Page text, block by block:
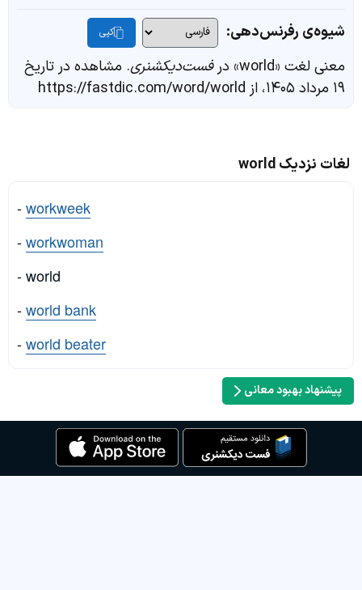
شیوه‌ی رفرنس‌دهی: کپی
معنی لغت «world» در فست‌دیکشنری. مشاهده در تاریخ
۱۹ مرداد ۱۴۰۵، از https://fastdic.com/word/world
لغات نزدیک world
-workweek
-workwoman
- world
-world bank
-world beater
پیشنهاد بهبود معانی